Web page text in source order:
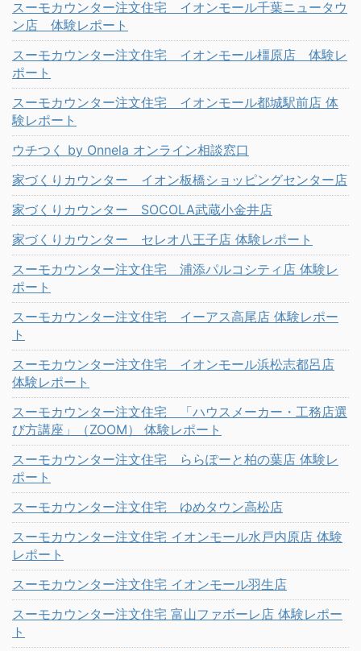
スーモカウンター注文住宅 イオンモール千葉ニュータウ
ン店 体験レポート
スーモカウンター注文住宅 イオンモール橿原店 体験レ
ポート
スーモカウンター注文住宅 イオンモール都城駅前店 体
験レポート
ウチつく by Onnela オンライン相談窓口
家づくりカウンター イオン板橋ショッピングセンター店
家づくりカウンター SOCOLA武蔵小金井店
家づくりカウンター セレオ八王子店 体験レポート
スーモカウンター注文住宅 浦添パルコシティ店 体験レ
ポート
スーモカウンター注文住宅 イーアス高尾店 体験レポー
ト
スーモカウンター注文住宅 イオンモール浜松志都呂店
体験レポート
スーモカウンター注文住宅 「ハウスメーカー・工務店選
び方講座」（ZOOM） 体験レポート
スーモカウンター注文住宅 ららぽーと柏の葉店 体験レ
ポート
スーモカウンター注文住宅 ゆめタウン高松店
スーモカウンター注文住宅 イオンモール水戸内原店 体験
レポート
スーモカウンター注文住宅 イオンモール羽生店
スーモカウンター注文住宅 富山ファボーレ店 体験レポー
ト